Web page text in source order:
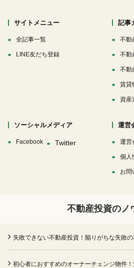
サイトメニュー
全記事一覧
LINE友だち登録
記事
不動
不動
不動
賃貸
資産
ソーシャルメディア
Facebook
運営
運営
個人
お問
不動産投資のノ
失敗できない不動産投資！陥りがちな失敗
初心者におすすめのオーナーチェンジ物件